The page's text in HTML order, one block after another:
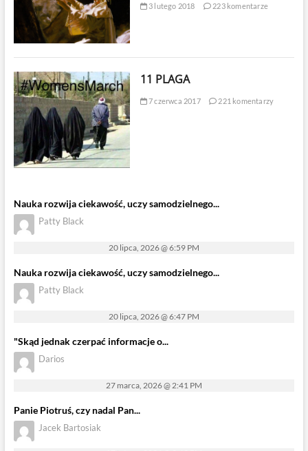
3 lutego 2018 223 komentarze
11 PLAGA
7 czerwca 2017 221 komentarzy
Nauka rozwija ciekawość, uczy samodzielnego...
Patty Black
20 lipca, 2026 @ 6:59 PM
Nauka rozwija ciekawość, uczy samodzielnego...
Patty Black
20 lipca, 2026 @ 6:47 PM
"Skąd jednak czerpać informacje o...
Darios
27 marca, 2026 @ 2:41 PM
Panie Piotruś, czy nadal Pan...
Jacek Bartosiak